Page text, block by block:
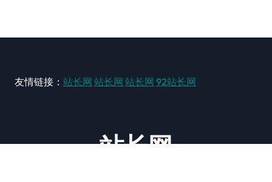
友情链接： 站长网 站长网 站长网 92站长网
站长网